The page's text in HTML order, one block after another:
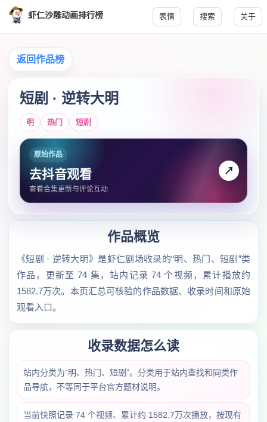
虾仁沙雕动画排行榜 表情 搜索 关于
返回作品榜
短剧 · 逆转大明
明 热门 短剧
原始作品
去抖音观看
查看合集更新与评论互动
↗
作品概览
《短剧 · 逆转大明》是虾仁剧场收录的“明、热门、短剧”类
作品，更新至 74 集，站内记录 74 个视频，累计播放约
1582.7万次。本页汇总可核验的作品数据、收录时间和原始
观看入口。
收录数据怎么读
站内分类为“明、热门、短剧”。分类用于站内查找和同类作
品导航，不等同于平台官方题材说明。
当前快照记录 74 个视频、累计约 1582.7万次播放，按现有